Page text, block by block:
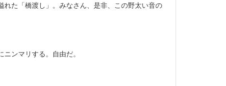
た「橋渡し」。みなさん、是非、この野太い音の
ンマリする。自由だ。